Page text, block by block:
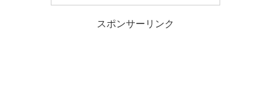
スポンサーリンク